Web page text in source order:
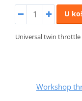
U
Universal twin throttle
Workshop